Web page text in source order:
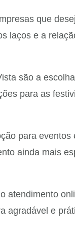
que
laços e a
são a
para as
para
ainda mais
atendimento
e